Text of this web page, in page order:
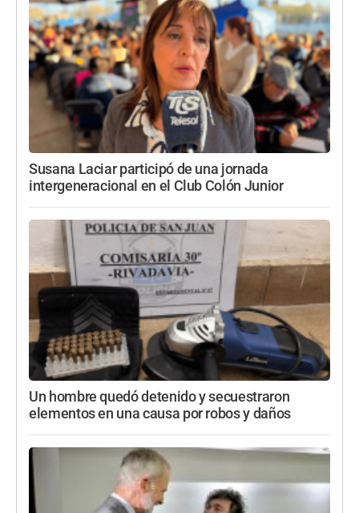
Susana Laciar participó de una jornada
intergeneracional en el Club Colón Junior
Un hombre quedó detenido y secuestraron
elementos en una causa por robos y daños